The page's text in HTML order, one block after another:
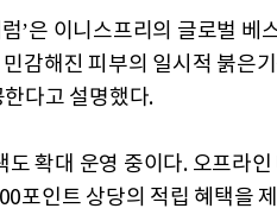
’은 이니스프리의 글로벌 베
감해진 피부의 일시적 붉은
다고 설명했다.
확대 운영 중이다. 오프라인
포인트 상당의 적립 혜택을